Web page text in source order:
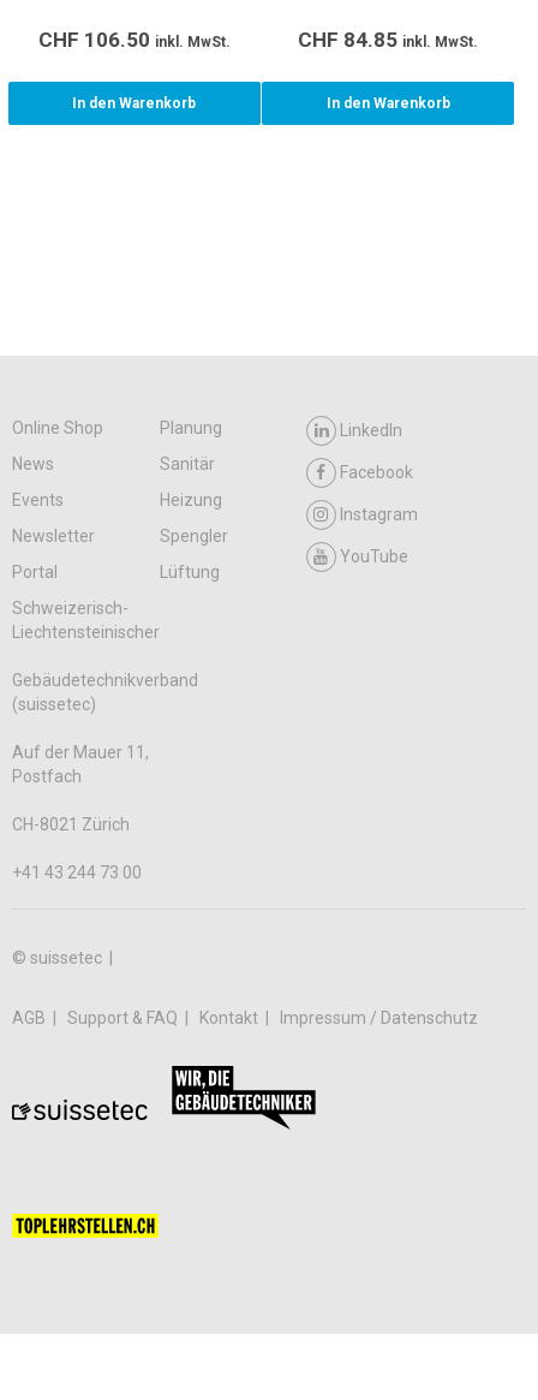
CHF 106.50 inkl. MwSt.
In den Warenkorb
CHF 84.85 inkl. MwSt.
In den Warenkorb
Online Shop
Planung
News
Sanitär
Events
Heizung
Newsletter
Spengler
Portal
Lüftung
LinkedIn
Facebook
Instagram
YouTube
Schweizerisch-
Liechtensteinischer
Gebäudetechnikverband
(suissetec)
Auf der Mauer 11,
Postfach
CH-8021 Zürich
+41 43 244 73 00
© suissetec |
AGB Support & FAQ Kontakt Impressum / Datenschutz